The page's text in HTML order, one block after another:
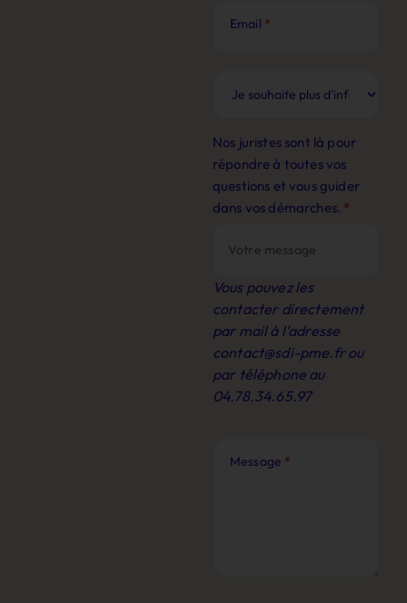
Email *
Nos juristes sont là pour
répondre à toutes vos
questions et vous guider
dans vos démarches. *
Vous pouvez les
contacter directement
par mail à l’adresse
contact@sdi-pme.frou
par téléphone au
04.78.34.65.97
Message *